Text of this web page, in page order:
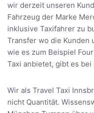
wir derzeit unseren
Fahrzeug der Marke
inklusive Taxifahrer zu
Transfer wo die Kunden
wie es zum Beispiel
Taxi anbietet, gibt es bei
Wir als Travel Taxi
nicht Quantität.